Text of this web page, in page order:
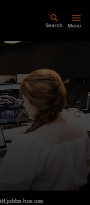
Search Menu
jobba hos oss